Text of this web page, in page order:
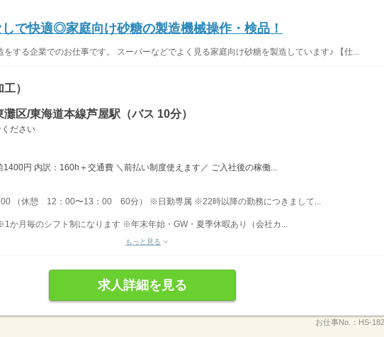
で快適◎家庭向け砂糖の製造機械操作・検品！
をする企業でのお仕事です。 スーパーなどでよく見る家庭向け砂糖を製造しています♪ 【仕...
）
区/東海道本線芦屋駅（バス 10分）
ださい
1400円 内訳：160h＋交通費 ＼前払い制度使えます／ ご入社後の稼働...
（休憩 12：00〜13：00 60分） ※日勤専属 ※22時以降の勤務につきまして...
月毎のシフト制になります ※年末年始・GW・夏季休暇あり（会社カ...
もっと見る
求人詳細を見る
お仕事No.： HS-